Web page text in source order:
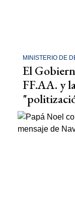
MINISTERIO DE
El
FF.AA. y